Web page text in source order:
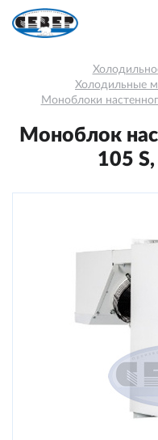
Холодильные
Моноблоки
Моноблок
105